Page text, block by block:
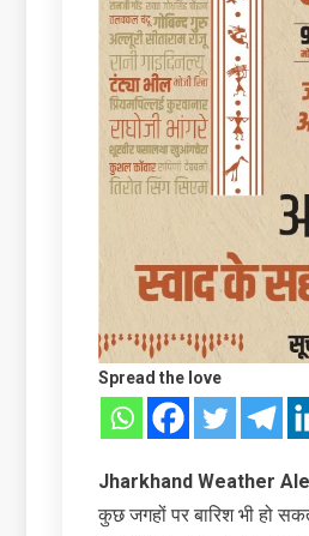
Spread the love
Jharkhand Weather
कुछ जगहों पर बारिश भी हो